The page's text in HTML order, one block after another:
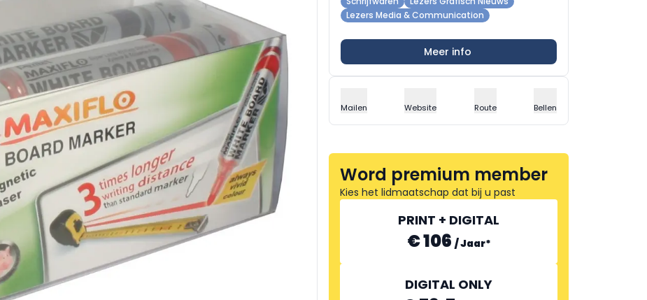
Lezers Media & Communication
Meer info
Mailen Website Route Bellen
Word premium member
Kies het lidmaatschap dat bij u past
PRINT + DIGITAL
€ 106 /Jaar*
DIGITAL ONLY